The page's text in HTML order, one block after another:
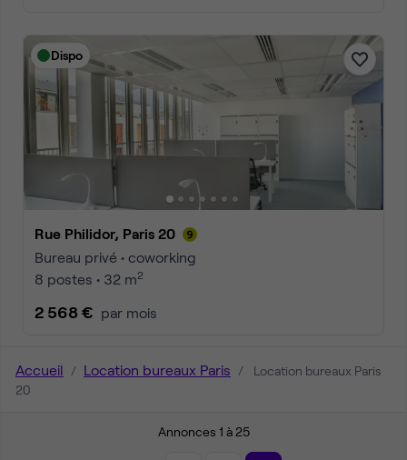
Dispo
Rue Philidor, Paris 20
Bureau privé • coworking
8 postes • 32 m2
2 568 € par mois
Accueil Location bureaux Paris
Location bureaux Paris
20
Annonces 1 à 25